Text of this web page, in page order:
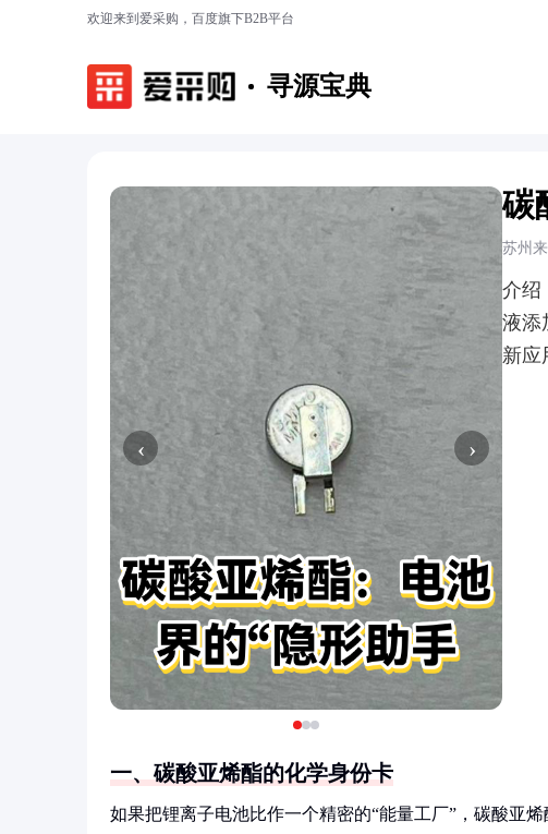
欢迎来到爱采购，百度旗下B2B平台
寻源宝典
‹ ›
碳
苏州
介绍
液添
新应
一、碳酸亚烯酯的化学身份卡
如果把锂离子电池比作一个精密的“能量工厂”，碳酸亚